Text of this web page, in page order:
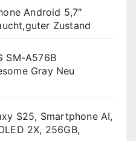
Android 5,7″
Zustand
SM-A576B
Gray Neu
S25, Smartphone AI,
2X, 256GB,